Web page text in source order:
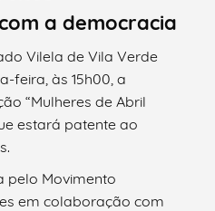
a democracia
Vilela de Vila Verde
feira, às 15h00, a
“Mulheres de Abril
estará patente ao
pelo Movimento
em colaboração com